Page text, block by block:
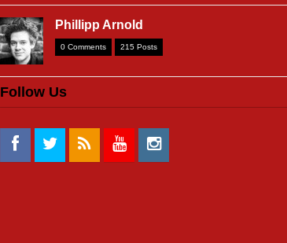
Phillipp Arnold
0 Comments 215 Posts
Follow Us